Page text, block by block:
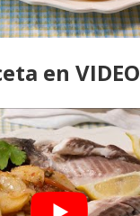
en VIDEO